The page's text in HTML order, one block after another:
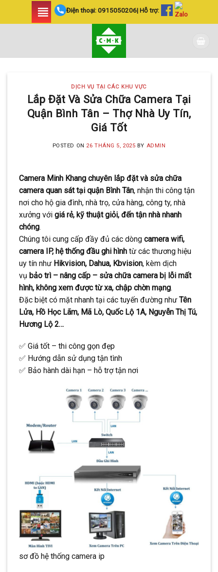
Điện thoại:0915050206| Hỗ trợ:
DỊCH VỤ TẠI CÁC KHU VỰC
Lắp Đặt Và Sửa Chữa Camera Tại
Quận Bình Tân – Thợ Nhà Uy Tín,
Giá Tốt
POSTED ON 26 THÁNG 5, 2025 BY ADMIN
Camera Minh Khang chuyên lắp đặt và sửa chữa
camera quan sát tại quận Bình Tân, nhận thi công tận
nơi cho hộ gia đình, nhà trọ, cửa hàng, công ty, nhà
xưởng với giá rẻ, kỹ thuật giỏi, đến tận nhà nhanh
chóng.
Chúng tôi cung cấp đầy đủ các dòng camera wifi,
camera IP, hệ thống đầu ghi hình từ các thương hiệu
uy tín như Hikvision, Dahua, Kbvision, kèm dịch
vụ bảo trì – nâng cấp – sửa chữa camera bị lỗi mất
hình, không xem được từ xa, chập chờn mạng.
Đặc biệt có mặt nhanh tại các tuyến đường như Tên
Lửa, Hồ Học Lãm, Mã Lò, Quốc Lộ 1A, Nguyễn Thị Tú,
Hương Lộ 2…
✅ Giá tốt – thi công gọn đẹp
✅ Hướng dẫn sử dụng tận tình
✅ Bảo hành dài hạn – hỗ trợ tận nơi
sơ đồ hệ thống camera ip